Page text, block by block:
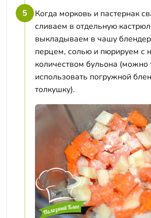
5
Когда морковь и пастернак
сливаем в отдельную
выкладываем в чашу
перцем, солью и пюрируем с
количеством бульона (можно
использовать погружной
толкушку).